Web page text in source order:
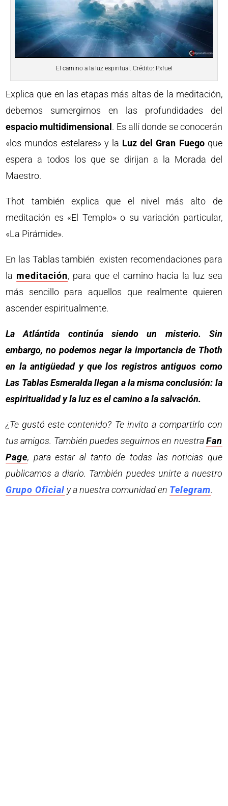
El camino a la luz espiritual. Crédito: Pxfuel
Explica que en las etapas más altas de la meditación,
debemos sumergirnos en las profundidades del
espacio multidimensional . Es allí donde se conocerán
«los mundos estelares» y la Luz del Gran Fuegoque
espera a todos los que se dirijan a la Morada del
Maestro.
Thot también explica que el nivel más alto de
meditación es «El Templo» o su variación particular,
«La Pirámide».
En las Tablas también existen recomendaciones para
la meditación, para que el camino hacia la luz sea
más sencillo para aquellos que realmente quieren
ascender espiritualmente.
La Atlántida continúa siendo un misterio. Sin
embargo, no podemos negar la importancia de Thoth
en la antigüedad y que los registros antiguos como
Las Tablas Esmeralda llegan a la misma conclusión: la
espiritualidad y la luz es el camino a la salvación.
¿Te gustó este contenido? Te invito a compartirlo con
tus amigos. También puedes seguirnos en nuestraFan
Page, para estar al tanto de todas las noticias que
publicamos a diario. También puedes unirte a nuestro
Grupo Oficial y a nuestra comunidad en Telegram.